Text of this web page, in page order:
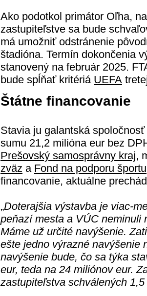
Ako podotkol primátor Oľha,
zastupiteľstve sa bude
má umožniť odstránenie
štadióna. Termín dokončenia
stanovený na február 2025.
bude spĺňať kritériá UEFA
Štátne financovanie
Stavia ju galantská spoločnosť
sumu 21,2 milióna eur bez
Prešovský samosprávny kraj,
zväz a Fond na podporu športu
financovanie, aktuálne
„Doterajšia výstavba je viac-
peňazí mesta a VÚC neminuli
Máme už určité navýšenie.
ešte jedno výrazné navýšenie
navýšenie bude, čo sa týka
eur, teda na 24 miliónov eur.
zastupiteľstva schválených